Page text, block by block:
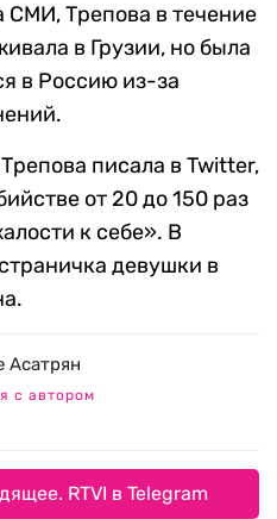
Трепова в течение
в Грузии, но была
в Россию из-за
писала в Twitter,
от 20 до 150 раз
к себе». В
девушки в
Асатрян
с автором
RTVI в Telegram